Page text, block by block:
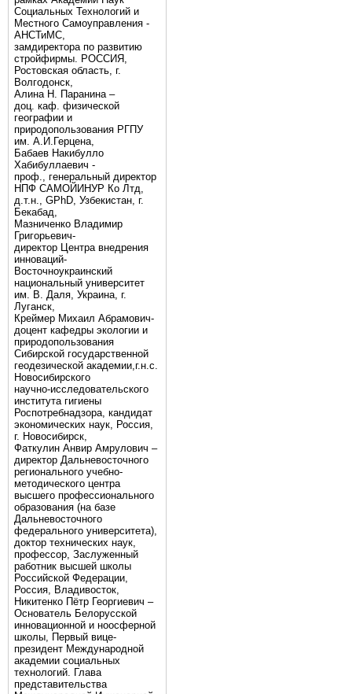
Социальных Технологий и
Местного Самоуправления -
АНСТиМС,
замдиректора по развитию
стройфирмы. РОССИЯ,
Ростовская область, г.
Волгодонск,
Алина Н. Паранина –
доц. каф. физической
географии и
природопользования РГПУ
им. А.И.Герцена,
Бабаев Накибулло
Хабибуллаевич -
проф., генеральный директор
НПФ САМОЙИНУР Ко Лтд,
д.т.н., GPhD, Узбекистан, г.
Бекабад,
Мазниченко Владимир
Григорьевич-
директор Центра внедрения
инноваций-
Восточноукраинский
национальный университет
им. В. Даля, Украина, г.
Луганск,
Креймер Михаил Абрамович-
доцент кафедры экологии и
природопользования
Сибирской государственной
геодезической академии,г.н.с.
Новосибирского
научно-исследовательского
института гигиены
Роспотребнадзора, кандидат
экономических наук, Россия,
г. Новосибирск,
Фаткулин Анвир Амрулович –
директор Дальневосточного
регионального учебно-
методического центра
высшего профессионального
образования (на базе
Дальневосточного
федерального университета),
доктор технических наук,
профессор, Заслуженный
работник высшей школы
Российской Федерации,
Россия, Владивосток,
Никитенко Пётр Георгиевич –
Основатель Белорусской
инновационной и ноосферной
школы, Первый вице-
президент Международной
академии социальных
технологий. Глава
представительства